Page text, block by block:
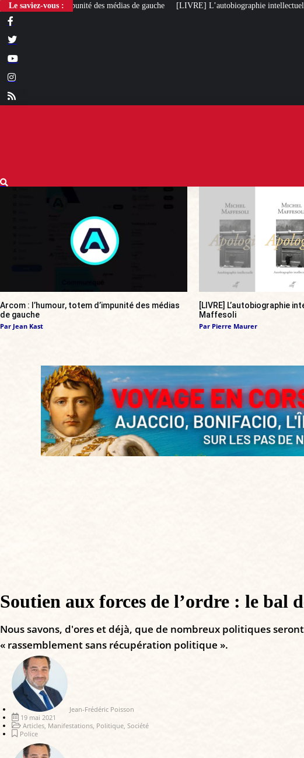
Le saviez-vous :
médias de gauche [LIVRE] L’autobiographie intellectuelle de Michel Maffesoli
Arcom : l’humour, totem d’impunité des médias
de gauche
Par Jean Kast
[LIVRE] L’autobiographie
Maffesoli
Par Pierre Maurer
Soutien aux forces de l’ordre : le bal
Nous savons, d'ores et déjà, que de nombreux politiques
« rassemblement sans récupération politique ».
Jean-Frédéric Poisson
19 mai 2021
Articles Manifestations Politique Société
Police